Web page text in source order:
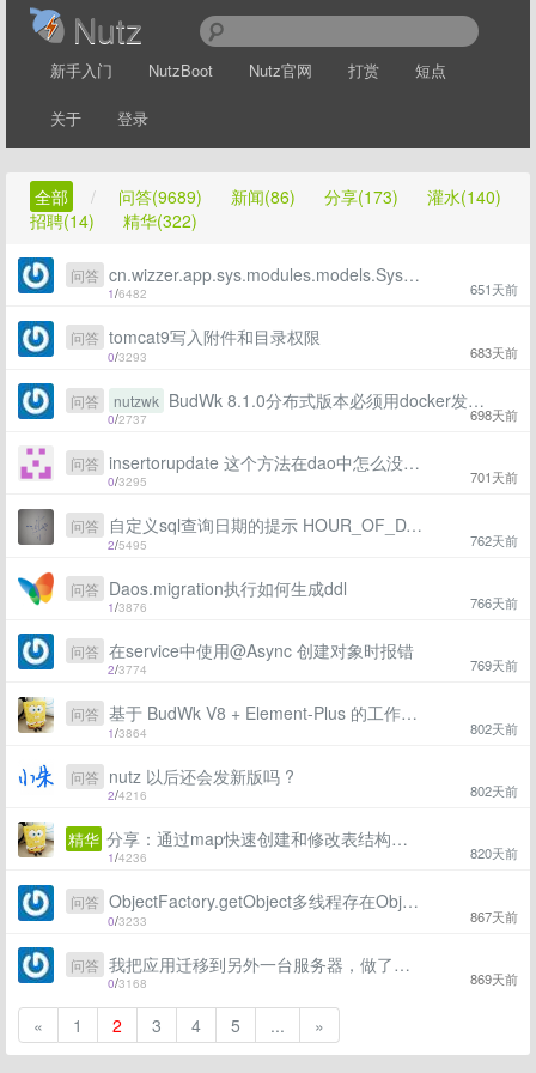
Nutz
新手入门 NutzBoot Nutz官网 打赏 短点
关于 登录
全部 / 问答(9689) 新闻(86) 分享(173)
灌水(140)
招聘(14)
精华(322)
1/6482 651天前
问答 cn.wizzer.app.sys.modules.models.Sys_user cannot be cast to java.util.List
0/3293 683天前
问答 tomcat9写入附件和目录权限
0/2737 698天前
问答 nutzwk BudWk 8.1.0分布式版本必须用docker发布么？
0/3295 701天前
问答 insertorupdate 这个方法在dao中怎么没有了
2/5495 762天前
问答 自定义sql查询日期的提示 HOUR_OF_DAY: 0 -> 1
1/3876 766天前
问答 Daos.migration执行如何生成ddl
2/3774 769天前
问答 在service中使用@Async 创建对象时报错
1/3864 802天前
问答 基于 BudWk V8 + Element-Plus 的工作流办公系统功能预览
2/4216 802天前
问答 nutz 以后还会发新版吗 ?
1/4236 820天前
精华 分享：通过map快速创建和修改表结构，支持注释（ nutz-1.r.70-SNAPSHOT 以上版本）
0/3233 867天前
问答 ObjectFactory.getObject多线程存在Object锁竞争
0/3168 869天前
问答 我把应用迁移到另外一台服务器，做了一些升级改动后，发现无法显示日志，在原来的胡武器上一切正常，请问这个怎么处理？
« 1 2 3 4 5 ... »